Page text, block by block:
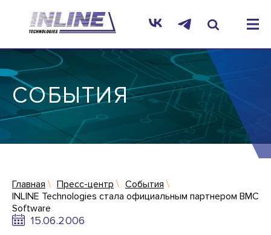
СОБЫТИЯ
Главная Пресс-центр
События
INLINE Technologies стала официальным партнером BMC
Software
15.06.2006